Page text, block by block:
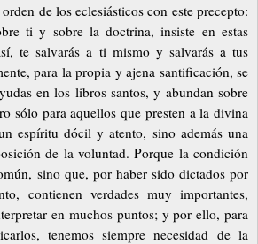
de los eclesiásticos con este precepto:
ti y sobre la doctrina, insiste en estas
te salvarás a ti mismo y salvarás a tus
para la propia y ajena santificación, se
en los libros santos, y abundan sobre
sólo para aquellos que presten a la divina
espíritu dócil y atento, sino además una
de la voluntad. Porque la condición
sino que, por haber sido dictados por
contienen verdades muy importantes,
en muchos puntos; y por ello, para
tenemos siempre necesidad de la